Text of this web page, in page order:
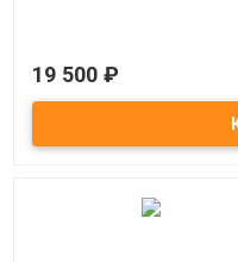
Под заказ
Межполушарный лабиринт
19 500 ₽